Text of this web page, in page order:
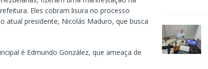
Eles cobram lisura no processo
atual presidente, Nicolás Maduro, que busca
é Edmundo González, que ameaça de